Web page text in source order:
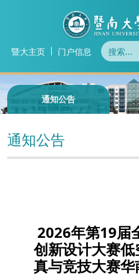
暨大主页 门户信息
通知公告
通知公告
2026年第19届
创新设计大赛
真与竞技大赛